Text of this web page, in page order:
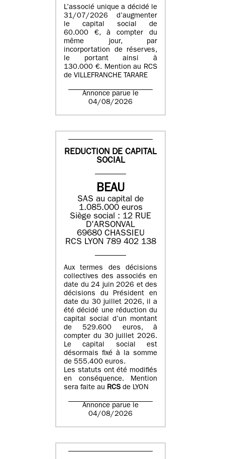
L’associé unique a décidé le
31/07/2026 d’augmenter
le capital social de
60.000 €, à compter du
même jour, par
incorportation de réserves,
le portant ainsi à
130.000 €. Mention au RCS
de VILLEFRANCHE TARARE
Annonce parue le
04/08/2026
REDUCTION DE CAPITAL
SOCIAL
BEAU
SAS au capital de
1.085.000 euros
Siège social : 12 RUE
D'ARSONVAL
69680 CHASSIEU
RCS LYON 789 402 138
Aux termes des décisions
collectives des associés en
date du 24 juin 2026 et des
décisions du Président en
date du 30 juillet 2026, il a
été décidé une réduction du
capital social d’un montant
de 529.600 euros, à
compter du 30 juillet 2026.
Le capital social est
désormais fixé à la somme
de 555.400 euros.
Les statuts ont été modifiés
en conséquence. Mention
sera faite au RCS de LYON
Annonce parue le
04/08/2026